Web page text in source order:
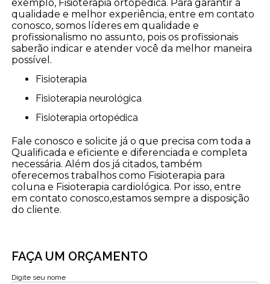
exemplo, Fisioterapia ortopédica. Para garantir a
qualidade e melhor experiência, entre em contato
conosco, somos líderes em qualidade e
profissionalismo no assunto, pois os profissionais
saberão indicar e atender você da melhor maneira
possível.
Fisioterapia
Fisioterapia neurológica
Fisioterapia ortopédica
Fale conosco e solicite já o que precisa com toda a
Qualificada e eficiente e diferenciada e completa
necessária. Além dos já citados, também
oferecemos trabalhos como Fisioterapia para
coluna e Fisioterapia cardiológica. Por isso, entre
em contato conosco,estamos sempre a disposição
do cliente.
FAÇA UM ORÇAMENTO
Digite seu nome